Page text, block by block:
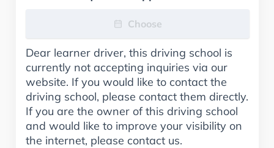
Choose
Dear learner driver, this driving school is
currently not accepting inquiries via our
website. If you would like to contact the
driving school, please contact them directly.
If you are the owner of this driving school
and would like to improve your visibility on
the internet, please contact us.